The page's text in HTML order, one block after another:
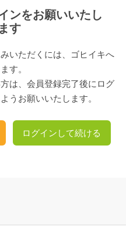
ンをお願いいたし
ます
いただくには、ゴヒイキへ
す。
は、会員登録完了後にログ
うお願いいたします。
ログインして続ける